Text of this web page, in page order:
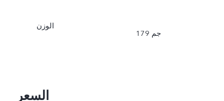
الوزن
179 جم
السعر